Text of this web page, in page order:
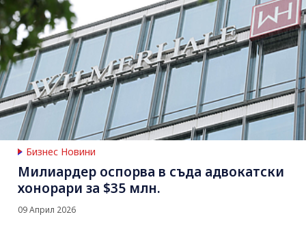
Бизнес Новини
Милиардер оспорва в съда адвокатски
хонорари за $35 млн.
09 Април 2026